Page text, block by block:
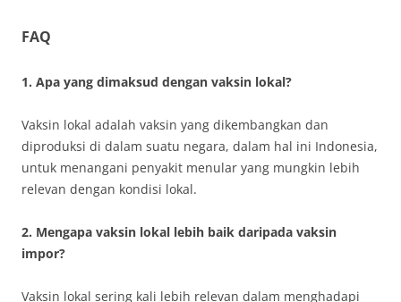
FAQ
1. Apa yang dimaksud dengan vaksin lokal?
Vaksin lokal adalah vaksin yang dikembangkan dan
diproduksi di dalam suatu negara, dalam hal ini Indonesia,
untuk menangani penyakit menular yang mungkin lebih
relevan dengan kondisi lokal.
2. Mengapa vaksin lokal lebih baik daripada vaksin
impor?
Vaksin lokal sering kali lebih relevan dalam menghadapi